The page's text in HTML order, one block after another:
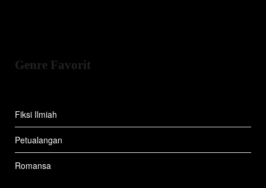
Genre Favorit
Fiksi Ilmiah
Petualangan
Romansa